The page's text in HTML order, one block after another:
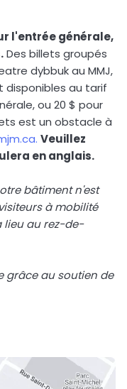
l'entrée générale,
Des billets groupés
dybbuk au MMJ,
au tarif
ou 20 $ pour
est un obstacle à
Veuillez
en anglais.
bâtiment n'est
à mobilité
lieu au rez-de-
grâce au soutien de